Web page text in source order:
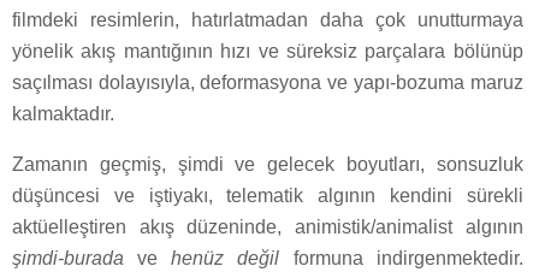
filmdeki resimlerin, hatırlatmadan daha çok unutturmaya
yönelik akış mantığının hızı ve süreksiz parçalara bölünüp
saçılması dolayısıyla, deformasyona ve yapı-bozuma maruz
kalmaktadır.
Zamanın geçmiş, şimdi ve gelecek boyutları, sonsuzluk
düşüncesi ve iştiyakı, telematik algının kendini sürekli
aktüelleştiren akış düzeninde, animistik/animalist algının
şimdi-burada vehenüz değil formuna indirgenmektedir.